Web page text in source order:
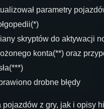
parametry
skryptów do aktywacji
konta(**) oraz
drobne błędy
pojazdów z gry, jak i opisy